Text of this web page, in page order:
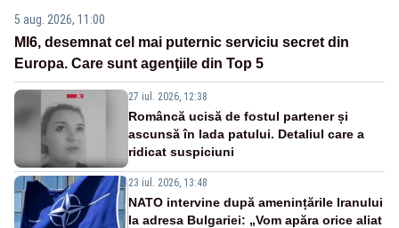
5 aug. 2026, 11:00
MI6, desemnat cel mai puternic serviciu secret din
Europa. Care sunt agenţiile din Top 5
27 iul. 2026, 12:38
Româncă ucisă de fostul partener și
ascunsă în lada patului. Detaliul care a
ridicat suspiciuni
23 iul. 2026, 13:48
NATO intervine după amenințările Iranului
la adresa Bulgariei: „Vom apăra orice aliat